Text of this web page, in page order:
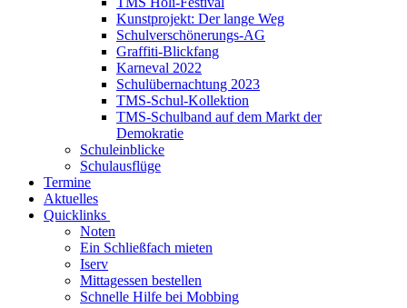
Kunstprojekt: Der lange Weg
Schulverschönerungs-AG
Graffiti-Blickfang
Karneval 2022
Schulübernachtung 2023
TMS-Schul-Kollektion
TMS-Schulband auf dem Markt der
Demokratie
Schuleinblicke
Schulausflüge
Termine
Aktuelles
Quicklinks
Noten
Ein Schließfach mieten
Iserv
Mittagessen bestellen
Schnelle Hilfe bei Mobbing